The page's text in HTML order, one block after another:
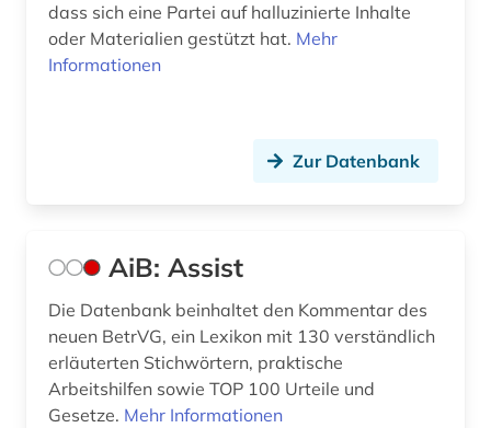
design (6)
deutsche philologie (1)
deutsches sprachgebiet (3)
deutschland (300)
dass sich eine Partei auf halluzinierte Inhalte
oder Materialien gestützt hat. Mehr
Informationen
Zur Datenbank
AiB: Assist
Die Datenbank beinhaltet den Kommentar des
neuen BetrVG, ein Lexikon mit 130 verständlich
erläuterten Stichwörtern, praktische
Arbeitshilfen sowie TOP 100 Urteile und
Gesetze. Mehr Informationen